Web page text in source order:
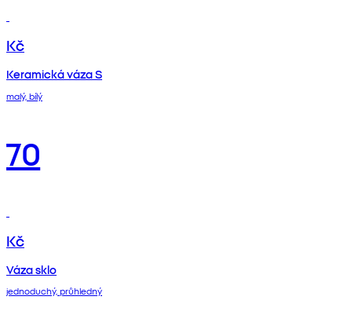
Kč
Keramická váza S
malý, bílý
70
Kč
Váza sklo
jednoduchý, průhledný